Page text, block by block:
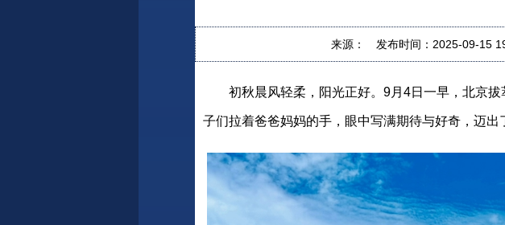
来源： 发布时间：2025-09-15
初秋晨风轻柔，阳光正好。9月4日一早，北京
子们拉着爸爸妈妈的手，眼中写满期待与好奇，迈出